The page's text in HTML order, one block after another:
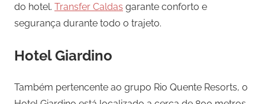
do hotel. Transfer Caldas garante conforto e
segurança durante todo o trajeto.
Hotel Giardino
Também pertencente ao grupo Rio Quente Resorts, o